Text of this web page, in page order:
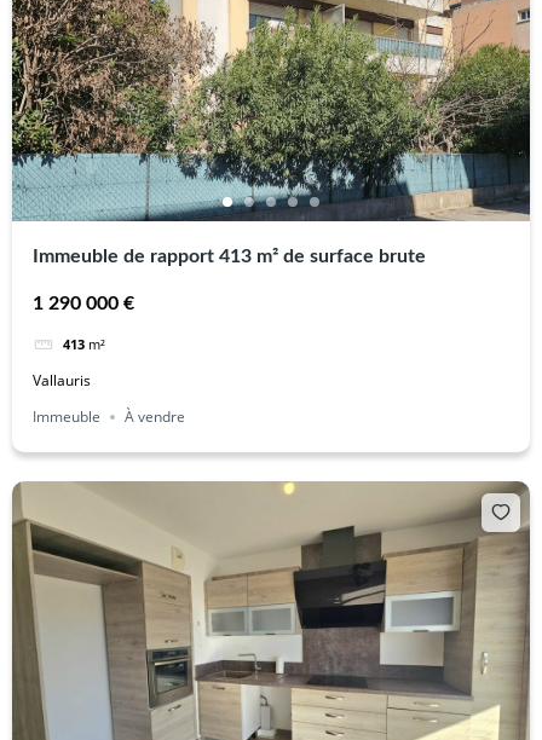
Immeuble de rapport 413 m² de surface brute
1 290 000 €
413 m²
Vallauris
Immeuble
À vendre